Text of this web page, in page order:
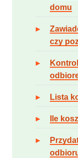
domu
czy
Lista
Ile